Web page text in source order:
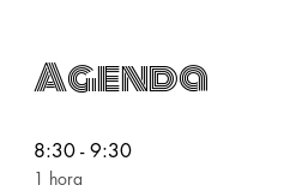
Agenda
8:30 - 9:30
1 hora